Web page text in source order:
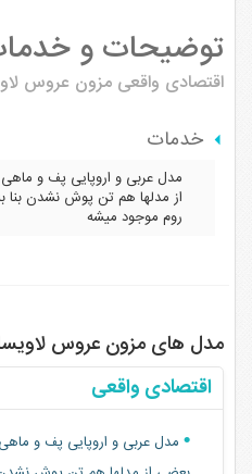
توضیحات و
اقتصادی واقعی مزون عروس
خدمات
از مدلها هم تن پوش نشدن
روم موجود میشه
مدل های مزون عروس
اقتصادی واقعی